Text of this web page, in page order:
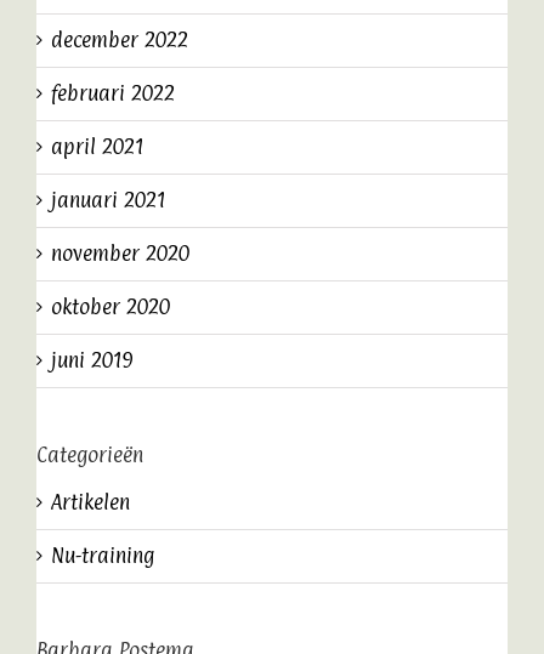
december 2022
februari 2022
april 2021
januari 2021
november 2020
oktober 2020
juni 2019
Categorieën
Artikelen
Nu-training